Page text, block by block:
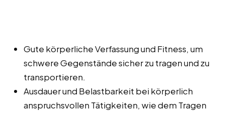
Gute körperliche Verfassung und Fitness, um
schwere Gegenstände sicher zu tragen und zu
transportieren.
Ausdauer und Belastbarkeit bei körperlich
anspruchsvollen Tätigkeiten, wie dem Tragen